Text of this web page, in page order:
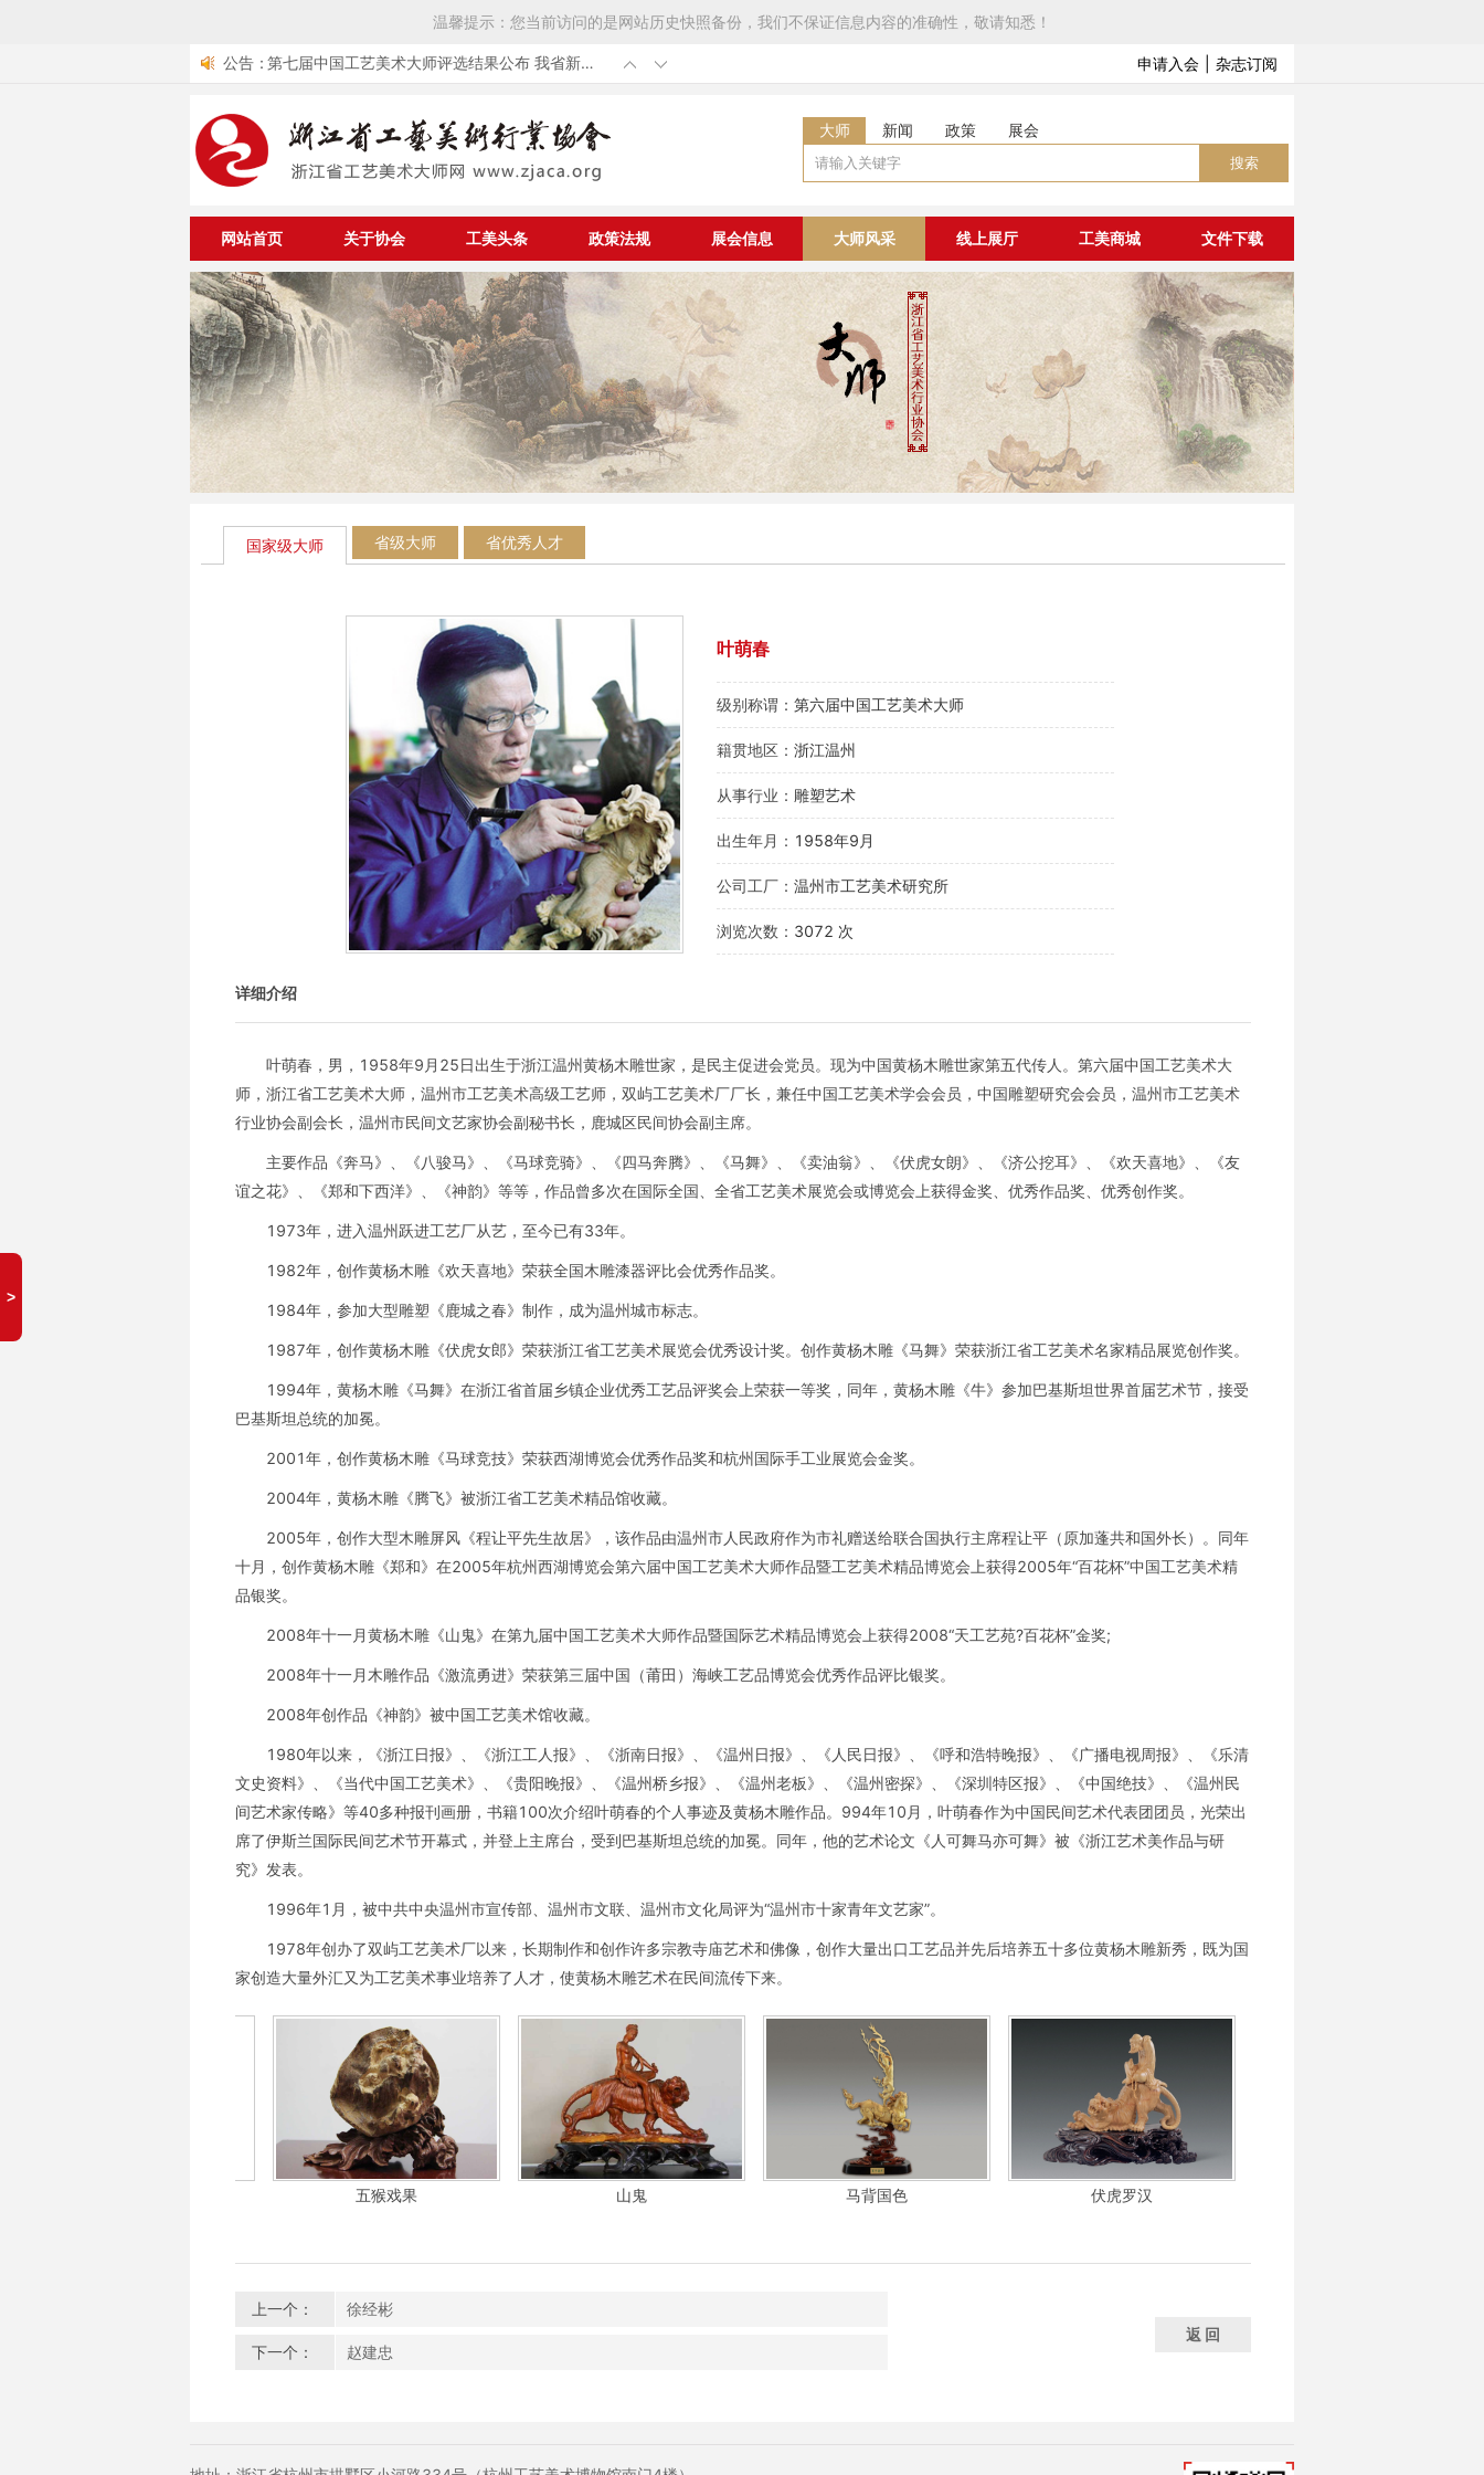
温馨提示：您当前访问的是网站历史快照备份，我们不保证信息内容的准确性，敬请知悉！
公告：10位中国工艺美术大师
浙江省工艺美术行业协会组团参加第53届全国工
遗工匠专项公益工程工美项目大国非遗工匠认定
与资助仪式的通知
中国轻工业联合会《关于开展第七届中国工艺美
术大师评选工作的通知》
关于《浙江省工艺美术行业协会章程》补充修改
的通知
申请入会 杂志订阅
大师 新闻 政策 展会
搜索
网站首页 关于协会 工美头条 政策法规 展会信息 大师风采 线上展厅 工美商城 文件下载
国家级大师 省级大师 省优秀人才
叶萌春
级别称谓： 第六届中国工艺美术大师
籍贯地区： 浙江温州
从事行业： 雕塑艺术
出生年月： 1958年9月
公司工厂： 温州市工艺美术研究所
浏览次数： 3072 次
详细介绍
叶萌春，男，1958年9月25日出生于浙江温州黄杨木雕世家，是民主促进会党员。现为中国黄杨木雕世家第五代传人。第六届中国工艺美术大
师，浙江省工艺美术大师，温州市工艺美术高级工艺师，双屿工艺美术厂厂长，兼任中国工艺美术学会会员，中国雕塑研究会会员，温州市工艺美术
行业协会副会长，温州市民间文艺家协会副秘书长，鹿城区民间协会副主席。
主要作品《奔马》、《八骏马》、《马球竞骑》、《四马奔腾》、《马舞》、《卖油翁》、《伏虎女朗》、《济公挖耳》、《欢天喜地》、《友
谊之花》、《郑和下西洋》、《神韵》等等，作品曾多次在国际全国、全省工艺美术展览会或博览会上获得金奖、优秀作品奖、优秀创作奖。
1973年，进入温州跃进工艺厂从艺，至今已有33年。
1982年，创作黄杨木雕《欢天喜地》荣获全国木雕漆器评比会优秀作品奖。
1984年，参加大型雕塑《鹿城之春》制作，成为温州城市标志。
1987年，创作黄杨木雕《伏虎女郎》荣获浙江省工艺美术展览会优秀设计奖。创作黄杨木雕《马舞》荣获浙江省工艺美术名家精品展览创作奖。
1994年，黄杨木雕《马舞》在浙江省首届乡镇企业优秀工艺品评奖会上荣获一等奖，同年，黄杨木雕《牛》参加巴基斯坦世界首届艺术节，接受
巴基斯坦总统的加冕。
2001年，创作黄杨木雕《马球竞技》荣获西湖博览会优秀作品奖和杭州国际手工业展览会金奖。
2004年，黄杨木雕《腾飞》被浙江省工艺美术精品馆收藏。
2005年，创作大型木雕屏风《程让平先生故居》，该作品由温州市人民政府作为市礼赠送给联合国执行主席程让平（原加蓬共和国外长）。同年
十月，创作黄杨木雕《郑和》在2005年杭州西湖博览会第六届中国工艺美术大师作品暨工艺美术精品博览会上获得2005年“百花杯”中国工艺美术精
品银奖。
2008年十一月黄杨木雕《山鬼》在第九届中国工艺美术大师作品暨国际艺术精品博览会上获得2008“天工艺苑?百花杯”金奖;
2008年十一月木雕作品《激流勇进》荣获第三届中国（莆田）海峡工艺品博览会优秀作品评比银奖。
2008年创作品《神韵》被中国工艺美术馆收藏。
1980年以来，《浙江日报》、《浙江工人报》、《浙南日报》、《温州日报》、《人民日报》、《呼和浩特晚报》、《广播电视周报》、《乐清
文史资料》、《当代中国工艺美术》、《贵阳晚报》、《温州桥乡报》、《温州老板》、《温州密探》、《深圳特区报》、《中国绝技》、《温州民
间艺术家传略》等40多种报刊画册，书籍100次介绍叶萌春的个人事迹及黄杨木雕作品。994年10月，叶萌春作为中国民间艺术代表团团员，光荣出
席了伊斯兰国际民间艺术节开幕式，并登上主席台，受到巴基斯坦总统的加冕。同年，他的艺术论文《人可舞马亦可舞》被《浙江艺术美作品与研
究》发表。
1996年1月，被中共中央温州市宣传部、温州市文联、温州市文化局评为“温州市十家青年文艺家”。
1978年创办了双屿工艺美术厂以来，长期制作和创作许多宗教寺庙艺术和佛像，创作大量出口工艺品并先后培养五十多位黄杨木雕新秀，既为国
家创造大量外汇又为工艺美术事业培养了人才，使黄杨木雕艺术在民间流传下来。
五猴戏果 山鬼 马背国色 伏虎罗汉
上一个： 徐经彬
下一个： 赵建忠
返 回